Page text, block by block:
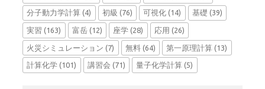
分子動力学計算 (4) 初級 (76) 可視化 (14) 基礎 (39)
実習 (163) 富岳(12) 座学 (28) 応用 (26)
火災シミュレーション (7) 無料(64) 第一原理計算 (13)
計算化学 (101) 講習会 (71) 量子化学計算 (5)